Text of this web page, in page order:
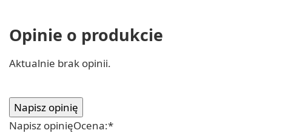
Opinie o produkcie
Aktualnie brak opinii.
Napisz opinięOcena:*